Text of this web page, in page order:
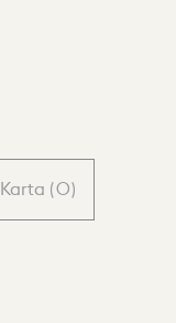
Karta (0)